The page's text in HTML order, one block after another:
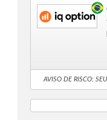
AVISO DE RISCO: